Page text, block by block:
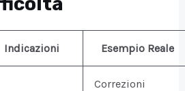
Indicazioni Esempio Reale
Correzioni